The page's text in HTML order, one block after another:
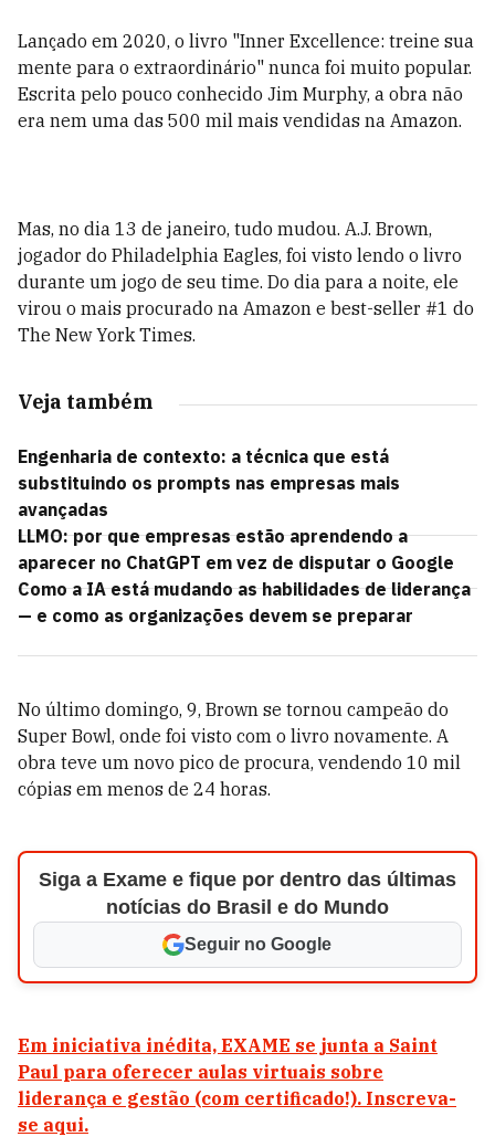
Lançado em 2020, o livro "Inner Excellence: treine sua
mente para o extraordinário" nunca foi muito popular.
Escrita pelo pouco conhecido Jim Murphy, a obra não
era nem uma das 500 mil mais vendidas na Amazon.
Mas, no dia 13 de janeiro, tudo mudou. A.J. Brown,
jogador do Philadelphia Eagles, foi visto lendo o livro
durante um jogo de seu time. Do dia para a noite, ele
virou o mais procurado na Amazon e best-seller #1 do
The New York Times.
Veja também
Engenharia de contexto: a técnica que está
substituindo os prompts nas empresas mais
avançadas
LLMO: por que empresas estão aprendendo a
aparecer no ChatGPT em vez de disputar o Google
Como a IA está mudando as habilidades de liderança
— e como as organizações devem se preparar
No último domingo, 9, Brown se tornou campeão do
Super Bowl, onde foi visto com o livro novamente. A
obra teve um novo pico de procura, vendendo 10 mil
cópias em menos de 24 horas.
Siga a Exame e fique por dentro das últimas
notícias do Brasil e do Mundo
Seguir no Google
Em iniciativa inédita, EXAME se junta a Saint
Paul para oferecer aulas virtuais sobre
liderança e gestão (com certificado!). Inscreva-
se aqui.